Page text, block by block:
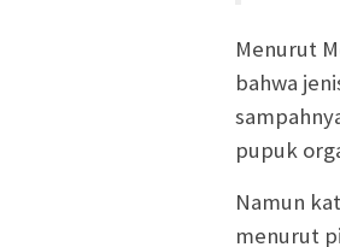
Menurut
bahwa
pupuk
Namun
menurut